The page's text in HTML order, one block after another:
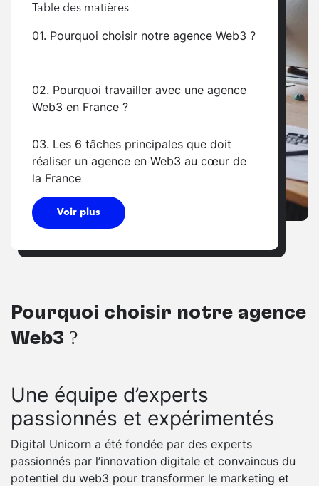
Table des matières
01. Pourquoi choisir notre agence Web3 ?
02. Pourquoi travailler avec une agence
Web3 en France ?
03. Les 6 tâches principales que doit
réaliser un agence en Web3 au cœur de
la France
Voir plus
Pourquoi choisir notre agence
Web3 ?
Une équipe d’experts
passionnés et expérimentés
Digital Unicorn a été fondée par des experts
passionnés par l’innovation digitale et convaincus du
potentiel du web3 pour transformer le marketing et